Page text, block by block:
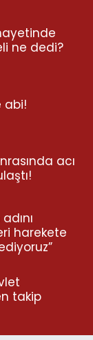
ne dedi?
abi!
acı
harekete
takip